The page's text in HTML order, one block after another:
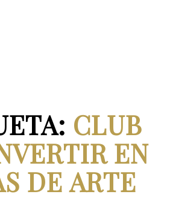
CLUB
EN
DE ARTE